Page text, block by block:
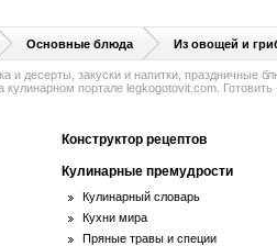
Основные блюда Из овощей и
и десерты, закуски и напитки, праздничные
портале legkogotovit.com. Готовить
Конструктор рецептов
Кулинарные премудрости
Кулинарный словарь
Кухни мира
Пряные травы и специи